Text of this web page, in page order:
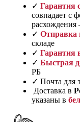
✓ Гарантия
совпадает с
расхождения
✓ Отправка
складе
✓ Гарантия
✓ Быстрая
РБ
✓ Почта для
Доставка в
указаны в